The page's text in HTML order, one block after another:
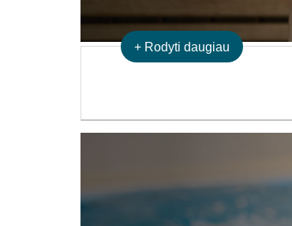
+ Rodyti daugiau